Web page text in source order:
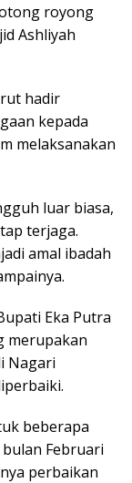
royong
Ashliyah
hadir
kepada
melaksanakan
luar biasa,
terjaga.
amal ibadah
Eka Putra
merupakan
Nagari
beberapa
Februari
perbaikan